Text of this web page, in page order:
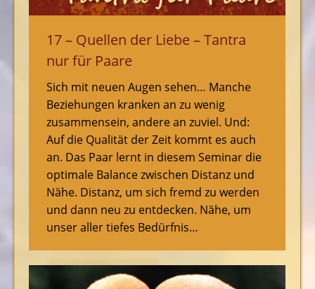
17 – Quellen der Liebe – Tantra
nur für Paare
Sich mit neuen Augen sehen… Manche
Beziehungen kranken an zu wenig
zusammensein, andere an zuviel. Und:
Auf die Qualität der Zeit kommt es auch
an. Das Paar lernt in diesem Seminar die
optimale Balance zwischen Distanz und
Nähe. Distanz, um sich fremd zu werden
und dann neu zu entdecken. Nähe, um
unser aller tiefes Bedürfnis…